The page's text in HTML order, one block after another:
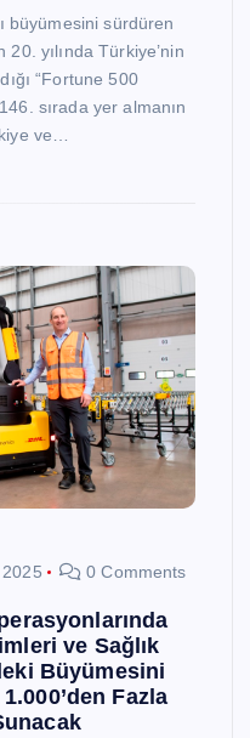
büyümesini sürdüren
yılında Türkiye’nin
“Fortune 500
sırada yer almanın
ve…
0 Comments
ve Sağlık
Büyümesini
Fazla